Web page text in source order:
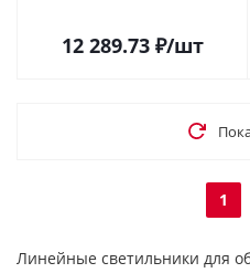
12 289.73₽/шт
1
Линейные светильники для